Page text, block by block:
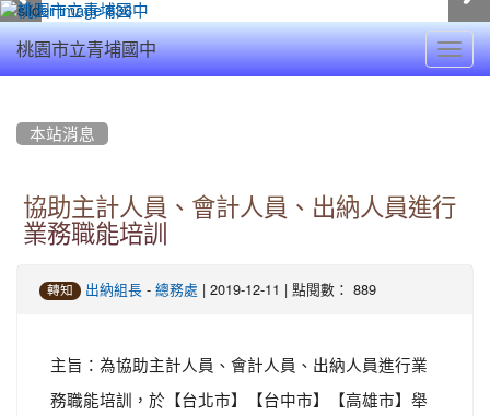
桃園市立青埔國中
本站消息
協助主計人員、會計人員、出納人員進行
業務職能培訓
轉知 出納組長 - 總務處 | 2019-12-11 | 點閱數： 889
主旨：為協助主計人員、會計人員、出納人員進行業
務職能培訓，於【台北市】【台中市】【高雄市】舉